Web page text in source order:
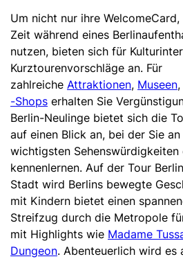
Um nicht nur ihre
Zeit während eines
nutzen, bieten sich für
Kurztourenvorschläge an. Für
zahlreiche Attraktionen, Museen,
-Shops erhalten Sie
Berlin-Neulinge bietet sich die
auf einen Blick an, bei der Sie
wichtigsten
kennenlernen. Auf der Tour
Stadt wird Berlins bewegte
mit Kindern bietet einen
Streifzug durch die Metropole
mit Highlights wie Madame
Dungeon. Abenteuerlich wird es